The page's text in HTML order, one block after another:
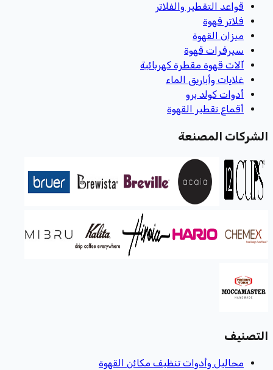
قواعد التقطير والفلاتر
فلاتر قهوة
ميزان القهوة
سيرفرات قهوة
آلات قهوة مقطرة كهربائية
غلايات وأباريق الماء
أدوات كولد برو
أقماع تقطير القهوة
الشركات المصنعة
التصنيف
محاليل وأدوات تنظيف مكائن القهوة